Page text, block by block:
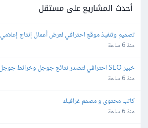
أحدث المشاريع على مستقل
تصميم وتنفيذ موقع احترافي لعرض أعمال إنتاج إعلامي
منذ 6 ساعة
خبير SEO احترافي لتصدر نتائج جوجل وخرائط جوجل
منذ 6 ساعة
كاتب محتوى و مصمم غرافيك
منذ 6 ساعة